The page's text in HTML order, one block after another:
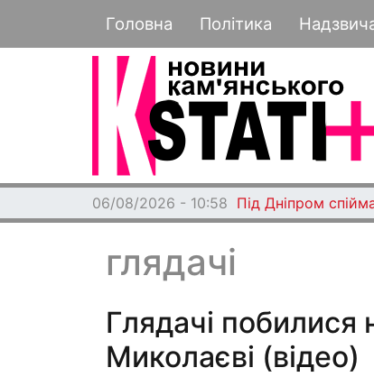
Основная
Головна Політика
06/08/2026 - 10:58 Під Дніпром
глядачі
Глядачі побилися
Миколаєві (відео)